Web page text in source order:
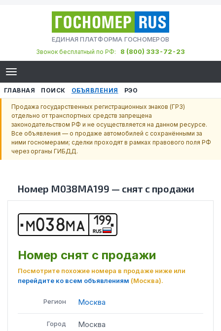
ЕДИНАЯ ПЛАТФОРМА ГОСНОМЕРОВ
Звонок бесплатный по РФ:
8 (800) 333-72-23
ГЛАВНАЯ ПОИСК ОБЪЯВЛЕНИЯ РЭО
Продажа государственных регистрационных знаков (ГРЗ)
отдельно от транспортных средств запрещена
законодательством РФ и не осуществляется на данном ресурсе.
Все объявления — о продаже автомобилей с сохранёнными за
ними госномерами; сделки проходят в рамках правового поля РФ
через органы ГИБДД.
Номер М038МА199 — снят с продажи
М038М А 199
RUS
Номер снят с продажи
Посмотрите похожие номера в продаже ниже или
перейдите ко всем объявлениям (Москва).
Регион Москва
Город Москва